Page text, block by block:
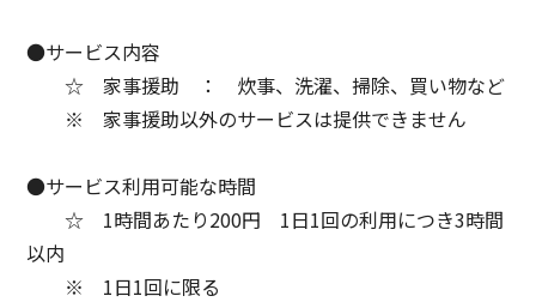
●サービス内容
☆ 家事援助 ： 炊事、洗濯、掃除、買い物など
※ 家事援助以外のサービスは提供できません
●サービス利用可能な時間
☆ 1時間あたり200円 1日1回の利用につき3時間
以内
※ 1日1回に限る